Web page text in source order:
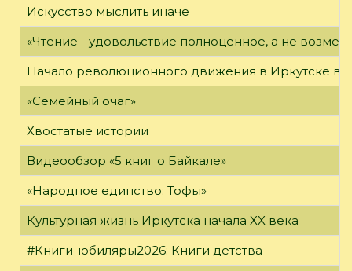
Искусство мыслить иначе
«Чтение - удовольствие полноценное, а не
Начало революционного движения в Иркутске в
«Семейный очаг»
Хвостатые истории
Видеообзор «5 книг о Байкале»
«Народное единство: Тофы»
Культурная жизнь Иркутска начала XX века
#Книги-юбиляры2026: Книги детства